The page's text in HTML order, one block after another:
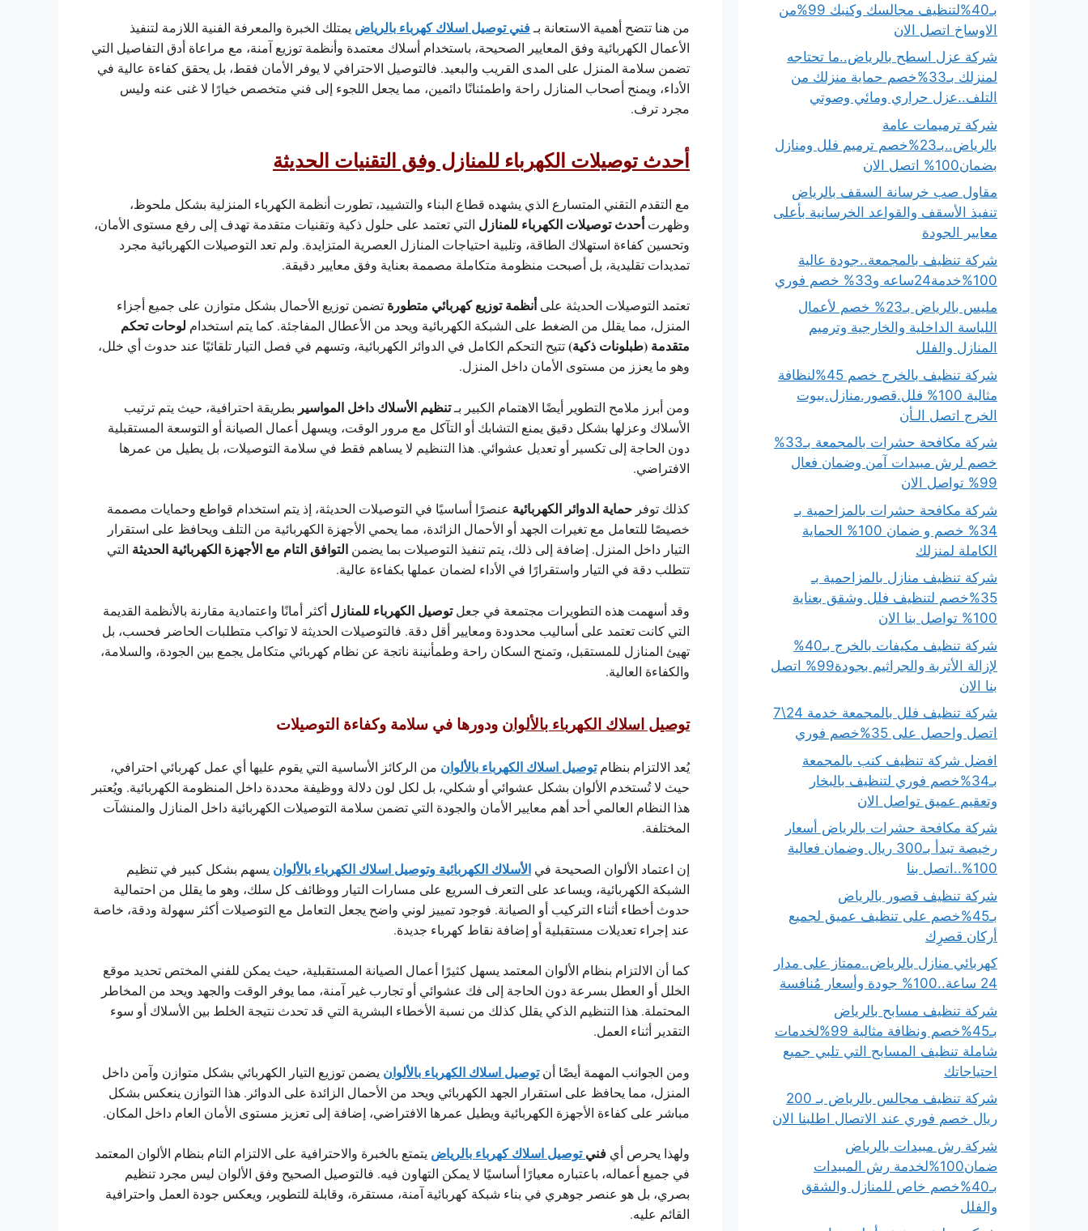
من هنا تتضح أهمية الاستعانة بـفني توصيل اسلاك كهرباء بالرياض يمتلك الخبرة والمعرفة الفنية اللازمة لتنفيذ
الأعمال الكهربائية وفق المعايير الصحيحة، باستخدام أسلاك معتمدة وأنظمة توزيع آمنة، مع مراعاة أدق التفاصيل التي
تضمن سلامة المنزل على المدى القريب والبعيد. فالتوصيل الاحترافي لا يوفر الأمان فقط، بل يحقق كفاءة عالية في
الأداء، ويمنح أصحاب المنازل راحة واطمئنانًا دائمين، مما يجعل اللجوء إلى فني متخصص خيارًا لا غنى عنه وليس
مجرد ترف.
أحدث توصيلات الكهرباء للمنازل وفق التقنيات الحديثة
مع التقدم التقني المتسارع الذي يشهده قطاع البناء والتشييد، تطورت أنظمة الكهرباء المنزلية بشكل ملحوظ،
وظهرتأحدث توصيلات الكهرباء للمنازل التي تعتمد على حلول ذكية وتقنيات متقدمة تهدف إلى رفع مستوى الأمان،
وتحسين كفاءة استهلاك الطاقة، وتلبية احتياجات المنازل العصرية المتزايدة. ولم تعد التوصيلات الكهربائية مجرد
تمديدات تقليدية، بل أصبحت منظومة متكاملة مصممة بعناية وفق معايير دقيقة.
تعتمد التوصيلات الحديثة علىأنظمة توزيع كهربائي متطورة تضمن توزيع الأحمال بشكل متوازن على جميع أجزاء
المنزل، مما يقلل من الضغط على الشبكة الكهربائية ويحد من الأعطال المفاجئة. كما يتم استخدام لوحات تحكم
متقدمة (طبلونات ذكية)تتيح التحكم الكامل في الدوائر الكهربائية، وتسهم في فصل التيار تلقائيًا عند حدوث أي خلل،
وهو ما يعزز من مستوى الأمان داخل المنزل.
ومن أبرز ملامح التطوير أيضًا الاهتمام الكبير بـتنظيم الأسلاك داخل المواسير بطريقة احترافية، حيث يتم ترتيب
الأسلاك وعزلها بشكل دقيق يمنع التشابك أو التآكل مع مرور الوقت، ويسهل أعمال الصيانة أو التوسعة المستقبلية
دون الحاجة إلى تكسير أو تعديل عشوائي. هذا التنظيم لا يساهم فقط في سلامة التوصيلات، بل يطيل من عمرها
الافتراضي.
كذلك توفر حماية الدوائر الكهربائية عنصرًا أساسيًا في التوصيلات الحديثة، إذ يتم استخدام قواطع وحمايات مصممة
خصيصًا للتعامل مع تغيرات الجهد أو الأحمال الزائدة، مما يحمي الأجهزة الكهربائية من التلف ويحافظ على استقرار
التيار داخل المنزل. إضافة إلى ذلك، يتم تنفيذ التوصيلات بما يضمن التوافق التام مع الأجهزة الكهربائية الحديثة التي
تتطلب دقة في التيار واستقرارًا في الأداء لضمان عملها بكفاءة عالية.
وقد أسهمت هذه التطويرات مجتمعة في جعلتوصيل الكهرباء للمنازل أكثر أمانًا واعتمادية مقارنة بالأنظمة القديمة
التي كانت تعتمد على أساليب محدودة ومعايير أقل دقة. فالتوصيلات الحديثة لا تواكب متطلبات الحاضر فحسب، بل
تهيئ المنازل للمستقبل، وتمنح السكان راحة وطمأنينة ناتجة عن نظام كهربائي متكامل يجمع بين الجودة، والسلامة،
والكفاءة العالية.
توصيل اسلاك الكهرباء بالألوان ودورها في سلامة وكفاءة التوصيلات
يُعد الالتزام بنظامتوصيل اسلاك الكهرباء بالألوان من الركائز الأساسية التي يقوم عليها أي عمل كهربائي احترافي،
حيث لا تُستخدم الألوان بشكل عشوائي أو شكلي، بل لكل لون دلالة ووظيفة محددة داخل المنظومة الكهربائية. ويُعتبر
هذا النظام العالمي أحد أهم معايير الأمان والجودة التي تضمن سلامة التوصيلات الكهربائية داخل المنازل والمنشآت
المختلفة.
إن اعتماد الألوان الصحيحة في الأسلاك الكهربائية وتوصيل اسلاك الكهرباء بالألوان يسهم بشكل كبير في تنظيم
الشبكة الكهربائية، ويساعد على التعرف السريع على مسارات التيار ووظائف كل سلك، وهو ما يقلل من احتمالية
حدوث أخطاء أثناء التركيب أو الصيانة. فوجود تمييز لوني واضح يجعل التعامل مع التوصيلات أكثر سهولة ودقة، خاصة
عند إجراء تعديلات مستقبلية أو إضافة نقاط كهرباء جديدة.
كما أن الالتزام بنظام الألوان المعتمد يسهل كثيرًا أعمال الصيانة المستقبلية، حيث يمكن للفني المختص تحديد موقع
الخلل أو العطل بسرعة دون الحاجة إلى فك عشوائي أو تجارب غير آمنة، مما يوفر الوقت والجهد ويحد من المخاطر
المحتملة. هذا التنظيم الذكي يقلل كذلك من نسبة الأخطاء البشرية التي قد تحدث نتيجة الخلط بين الأسلاك أو سوء
التقدير أثناء العمل.
ومن الجوانب المهمة أيضًا أنتوصيل اسلاك الكهرباء بالألوان يضمن توزيع التيار الكهربائي بشكل متوازن وآمن داخل
المنزل، مما يحافظ على استقرار الجهد الكهربائي ويحد من الأحمال الزائدة على الدوائر. هذا التوازن ينعكس بشكل
مباشر على كفاءة الأجهزة الكهربائية ويطيل عمرها الافتراضي، إضافة إلى تعزيز مستوى الأمان العام داخل المكان.
ولهذا يحرص أي فنيتوصيل اسلاك كهرباء بالرياض يتمتع بالخبرة والاحترافية على الالتزام التام بنظام الألوان المعتمد
في جميع أعماله، باعتباره معيارًا أساسيًا لا يمكن التهاون فيه. فالتوصيل الصحيح وفق الألوان ليس مجرد تنظيم
بصري، بل هو عنصر جوهري في بناء شبكة كهربائية آمنة، مستقرة، وقابلة للتطوير، ويعكس جودة العمل واحترافية
القائم عليه.
بـ40%لتنظيف مجالسك وكنبك 99%من
الاوساخ اتصل الان
شركة عزل اسطح بالرياض..ما تحتاجه
لمنزلك بـ33%خصم حماية منزلك من
التلف..عزل حراري ومائي وصوتي
شركة ترميمات عامة
بالرياض..بـ23%خصم ترميم فلل ومنازل
بضمان100% اتصل الان
مقاول صب خرسانة السقف بالرياض
تنفيذ الأسقف والقواعد الخرسانية بأعلى
معايير الجودة
شركة تنظيف بالمجمعة..جودة عالية
100%خدمة24ساعه و33% خصم فوري
مليس بالرياض بـ23% خصم لأعمال
اللياسة الداخلية والخارجية وترميم
المنازل والفلل
شركة تنظيف بالخرج خصم 45%لنظافة
مثالية 100% فلل.قصور.منازل.بيوت
الخرج اتصل الـأن
شركة مكافحة حشرات بالمجمعة بـ33%
خصم لرش مبيدات آمن وضمان فعال
99% تواصل الان
شركة مكافحة حشرات بالمزاحمية بـ
34% خصم و ضمان 100% الحماية
الكاملة لمنزلك
شركة تنظيف منازل بالمزاحمية بـ
35%خصم لتنظيف فلل وشقق بعناية
100% تواصل بنا الان
شركة تنظيف مكيفات بالخرج بـ40%
لإزالة الأتربة والجراثيم بجودة99% اتصل
بنا الان
شركة تنظيف فلل بالمجمعة خدمة 24\7
اتصل واحصل على 35%خصم فوري
افضل شركة تنظيف كنب بالمجمعة
بـ34%خصم فوري لتنظيف بالبخار
وتعقيم عميق تواصل الان
شركة مكافحة حشرات بالرياض أسعار
رخيصة تبدأ بـ300 ريال وضمان فعالية
100%..اتصل بنا
شركة تنظيف قصور بالرياض
بـ45%خصم على تنظيف عميق لجميع
أركان قصرِك
كهربائي منازل بالرياض..ممتاز على مدار
24 ساعة..100% جودة وأسعار مُنافسة
شركة تنظيف مسابح بالرياض
بـ45%خصم ونظافة مثالية 99%لخدمات
شاملة تنظيف المسابح التي تلبي جميع
احتياجاتك
شركة تنظيف مجالس بالرياض بـ 200
ريال خصم فوري عند الاتصال اطلبنا الان
شركة رش مبيدات بالرياض
ضمان100%لخدمة رش المبيدات
بـ40%خصم خاص للمنازل والشقق
والفلل